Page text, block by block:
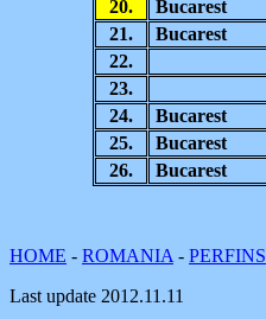
20.
Bucarest
21.
Bucarest
22.
23.
24.
Bucarest
25.
Bucarest
26.
Bucarest
HOME - ROMANIA - PERFINS
Last update 2012.11.11